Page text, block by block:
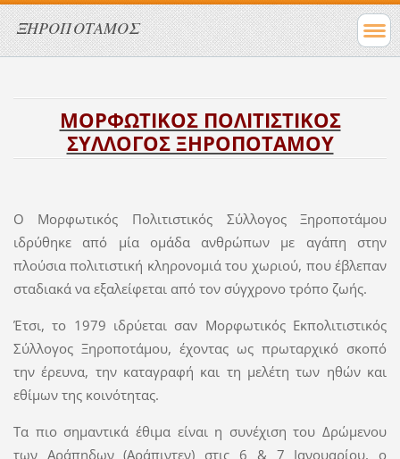
ΞΗΡΟΠΟΤΑΜΟΣ
ΜΟΡΦΩΤΙΚΟΣ ΠΟΛΙΤΙΣΤΙΚΟΣ
ΣΥΛΛΟΓΟΣ ΞΗΡΟΠΟΤΑΜΟΥ
Ο Μορφωτικός Πολιτιστικός Σύλλογος Ξηροποτάμου
ιδρύθηκε από μία ομάδα ανθρώπων με αγάπη στην
πλούσια πολιτιστική κληρονομιά του χωριού, που έβλεπαν
σταδιακά να εξαλείφεται από τον σύγχρονο τρόπο ζωής.
Έτσι, το 1979 ιδρύεται σαν Μορφωτικός Εκπολιτιστικός
Σύλλογος Ξηροποτάμου, έχοντας ως πρωταρχικό σκοπό
την έρευνα, την καταγραφή και τη μελέτη των ηθών και
εθίμων της κοινότητας.
Τα πιο σημαντικά έθιμα είναι η συνέχιση του Δρώμενου
των Αράπηδων (Αράπιντεν) στις 6 & 7 Ιανουαρίου, ο